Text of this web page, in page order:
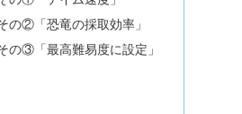
の②「恐竜の採取効率」
の③「最高難易度に設定」